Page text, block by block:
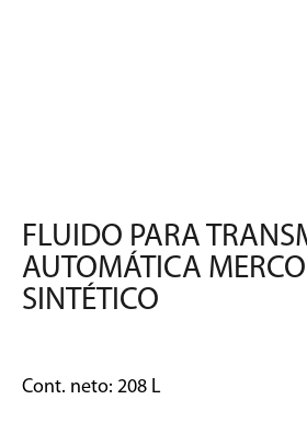
FLUIDO PARA
AUTOMÁTICA
SINTÉTICO
Cont. neto: 208 L